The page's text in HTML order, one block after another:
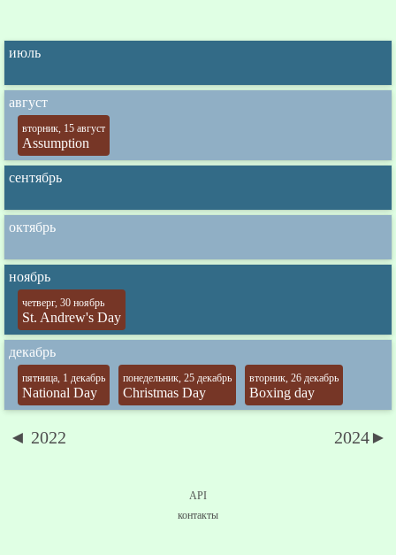
июль
август
вторник, 15 август
Assumption
сентябрь
октябрь
ноябрь
четверг, 30 ноябрь
St. Andrew's Day
декабрь
пятница, 1 декабрь
National Day
понедельник, 25 декабрь
Christmas Day
вторник, 26 декабрь
Boxing day
◄ 2022 2024►
API
контакты